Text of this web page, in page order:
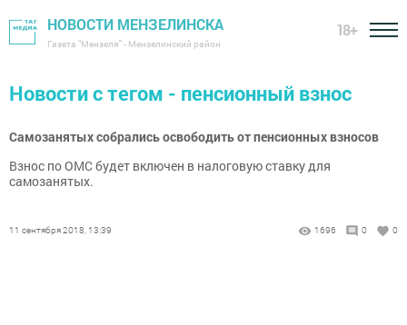
НОВОСТИ МЕНЗЕЛИНСКА
Газета "Мензеля" - Мензелинский район
18+
Новости с тегом - пенсионный взнос
Самозанятых собрались освободить от пенсионных взносов
Взнос по ОМС будет включен в налоговую ставку для
самозанятых.
11 сентября 2018, 13:39 1696 0 0